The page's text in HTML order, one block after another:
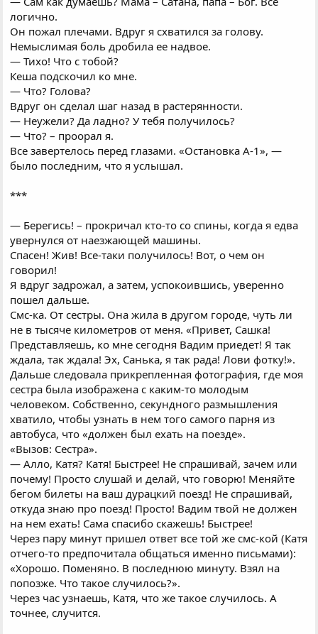
логично.
Он пожал плечами. Вдруг я схватился за голову.
Немыслимая боль дробила ее надвое.
— Тихо! Что с тобой?
Кеша подскочил ко мне.
— Что? Голова?
Вдруг он сделал шаг назад в растерянности.
— Неужели? Да ладно? У тебя получилось?
— Что? – проорал я.
Все завертелось перед глазами. «Остановка А-1», —
было последним, что я услышал.
***
— Берегись! – прокричал кто-то со спины, когда я едва
увернулся от наезжающей машины.
Спасен! Жив! Все-таки получилось! Вот, о чем он
говорил!
Я вдруг задрожал, а затем, успокоившись, уверенно
пошел дальше.
Смс-ка. От сестры. Она жила в другом городе, чуть ли
не в тысяче километров от меня. «Привет, Сашка!
Представляешь, ко мне сегодня Вадим приедет! Я так
ждала, так ждала! Эх, Санька, я так рада! Лови фотку!».
Дальше следовала прикрепленная фотография, где моя
сестра была изображена с каким-то молодым
человеком. Собственно, секундного размышления
хватило, чтобы узнать в нем того самого парня из
автобуса, что «должен был ехать на поезде».
«Вызов: Сестра».
— Алло, Катя? Катя! Быстрее! Не спрашивай, зачем или
почему! Просто слушай и делай, что говорю! Меняйте
бегом билеты на ваш дурацкий поезд! Не спрашивай,
откуда знаю про поезд! Просто! Вадим твой не должен
на нем ехать! Сама спасибо скажешь! Быстрее!
Через пару минут пришел ответ все той же смс-кой (Катя
отчего-то предпочитала общаться именно письмами):
«Хорошо. Поменяно. В последнюю минуту. Взял на
попозже. Что такое случилось?».
Через час узнаешь, Катя, что же такое случилось. А
точнее, случится.